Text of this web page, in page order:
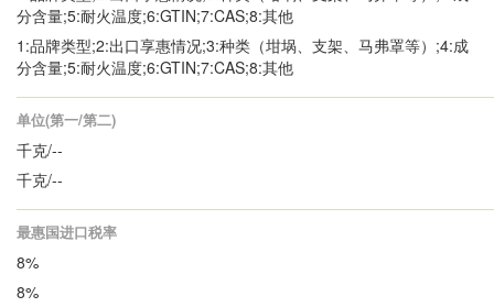
分含量;5:耐火温度;6:GTIN;7:CAS;8:其他
1:品牌类型;2:出口享惠情况;3:种类（坩埚、支架、马弗罩等）;4:成
分含量;5:耐火温度;6:GTIN;7:CAS;8:其他
单位(第一/第二)
千克/--
千克/--
最惠国进口税率
8%
8%